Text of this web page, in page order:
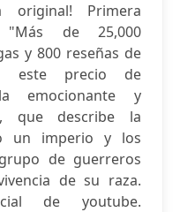
original! Primera
"Más de 25,000
y 800 reseñas de
este precio de
emocionante y
que describe la
un imperio y los
de guerreros
de su raza.
de youtube.